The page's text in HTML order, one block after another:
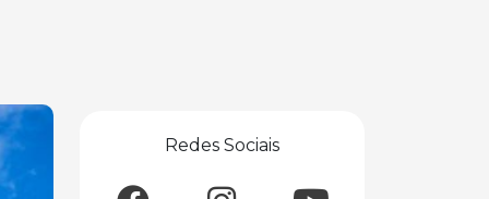
Redes Sociais